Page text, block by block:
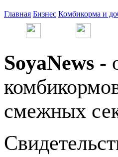
Главная Бизнес Комбикорма и
SoyaNews -
смежных